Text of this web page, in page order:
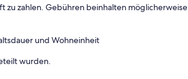
zahlen. Gebühren beinhalten möglicherweise
und Wohneinheit
wurden.